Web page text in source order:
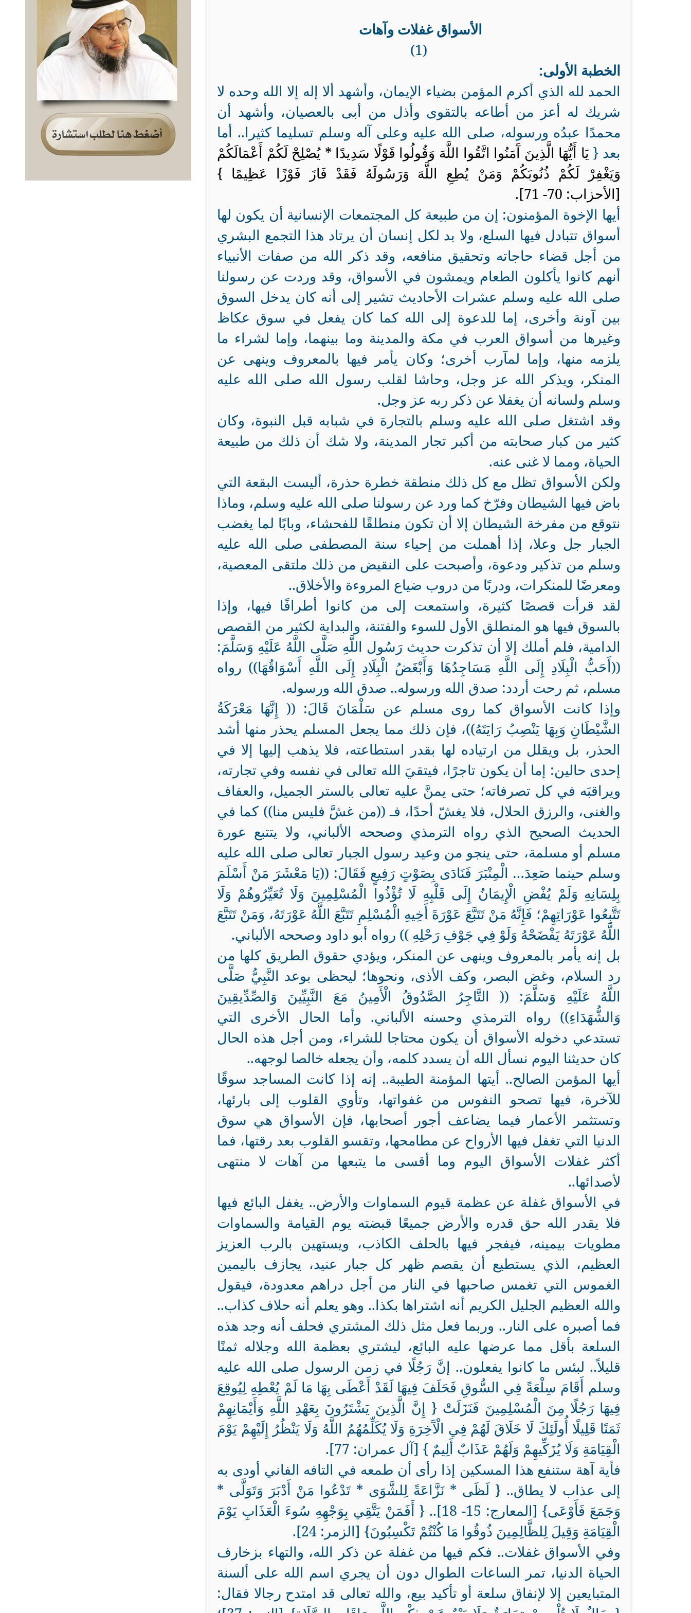
الأسواق غفلات وآهات
(1)
الخطبة الأولى:
الحمد لله الذي أكرم المؤمن بضياء الإيمان، وأشهد ألا إله إلا الله وحده لا
شريك له أعز من أطاعه بالتقوى وأذل من أبى بالعصيان، وأشهد أن
محمدًا عبدُه ورسوله، صلى الله عليه وعلى آله وسلم تسليما كثيرا.. أما
بعد { يَا أَيُّهَا الَّذِينَ آَمَنُوا اتَّقُوا اللَّهَ وَقُولُوا قَوْلًا سَدِيدًا * يُصْلِحْ لَكُمْ أَعْمَالَكُمْ
وَيَغْفِرْ لَكُمْ ذُنُوبَكُمْ وَمَنْ يُطِعِ اللَّهَ وَرَسُولَهُ فَقَدْ فَازَ فَوْزًا عَظِيمًا }
[الأحزاب: 70- 71].
أيها الإخوة المؤمنون: إن من طبيعة كل المجتمعات الإنسانية أن يكون لها
أسواق تتبادل فيها السلع، ولا بد لكل إنسان أن يرتاد هذا التجمع البشري
من أجل قضاء حاجاته وتحقيق منافعه، وقد ذكر الله من صفات الأنبياء
أنهم كانوا يأكلون الطعام ويمشون في الأسواق، وقد وردت عن رسولنا
صلى الله عليه وسلم عشرات الأحاديث تشير إلى أنه كان يدخل السوق
بين آونة وأخرى، إما للدعوة إلى الله كما كان يفعل في سوق عكاظ
وغيرها من أسواق العرب في مكة والمدينة وما بينهما، وإما لشراء ما
يلزمه منها، وإما لمآرب أخرى؛ وكان يأمر فيها بالمعروف وينهى عن
المنكر، ويذكر الله عز وجل، وحاشا لقلب رسول الله صلى الله عليه
وسلم ولسانه أن يغفلا عن ذكر ربه عز وجل.
وقد اشتغل صلى الله عليه وسلم بالتجارة في شبابه قبل النبوة، وكان
كثير من كبار صحابته من أكبر تجار المدينة، ولا شك أن ذلك من طبيعة
الحياة، ومما لا غنى عنه.
ولكن الأسواق تظل مع كل ذلك منطقة خطرة حذرة، أليست البقعة التي
باض فيها الشيطان وفرّخ كما ورد عن رسولنا صلى الله عليه وسلم، وماذا
نتوقع من مفرخة الشيطان إلا أن تكون منطلقًا للفحشاء، وبابًا لما يغضب
الجبار جل وعلا، إذا أهملت من إحياء سنة المصطفى صلى الله عليه
وسلم من تذكير ودعوة، وأصبحت على النقيض من ذلك ملتقى المعصية،
ومعرضًا للمنكرات، ودربًا من دروب ضياع المروءة والأخلاق..
لقد قرأت قصصًا كثيرة، واستمعت إلى من كانوا أطرافًا فيها، وإذا
بالسوق فيها هو المنطلق الأول للسوء والفتنة، والبداية لكثير من القصص
الدامية، فلم أملك إلا أن تذكرت حديث رَسُول اللَّهِ صَلَّى اللَّهُ عَلَيْهِ وَسَلَّمَ:
((أَحَبُّ الْبِلَادِ إِلَى اللَّهِ مَسَاجِدُهَا وَأَبْغَضُ الْبِلَادِ إِلَى اللَّهِ أَسْوَاقُهَا)) رواه
مسلم، ثم رحت أردد: صدق الله ورسوله.. صدق الله ورسوله.
وإذا كانت الأسواق كما روى مسلم عن سَلْمَانَ قَالَ: (( إِنَّهَا مَعْرَكَةُ
الشَّيْطَانِ وَبِهَا يَنْصِبُ رَايَتَهُ))، فإن ذلك مما يجعل المسلم يحذر منها أشد
الحذر، بل ويقلل من ارتياده لها بقدر استطاعته، فلا يذهب إليها إلا في
إحدى حالين: إما أن يكون تاجرًا، فيتقيَ الله تعالى في نفسه وفي تجارته،
ويراقبَه في كل تصرفاته؛ حتى يمنَّ عليه تعالى بالستر الجميل، والعفاف
والغنى، والرزق الحلال، فلا يغشّ أحدًا، فـ ((من غشَّ فليس منا)) كما في
الحديث الصحيح الذي رواه الترمذي وصححه الألباني، ولا يتتبع عورة
مسلم أو مسلمة، حتى ينجو من وعيد رسول الجبار تعالى صلى الله عليه
وسلم حينما صَعِدَ… الْمِنْبَرَ فَنَادَى بِصَوْتٍ رَفِيعٍ فَقَالَ: ((يَا مَعْشَرَ مَنْ أَسْلَمَ
بِلِسَانِهِ وَلَمْ يُفْضِ الْإِيمَانُ إِلَى قَلْبِهِ لَا تُؤْذُوا الْمُسْلِمِينَ وَلَا تُعَيِّرُوهُمْ وَلَا
تَتَّبِعُوا عَوْرَاتِهِمْ؛ فَإِنَّهُ مَنْ تَتَبَّعَ عَوْرَةَ أَخِيهِ الْمُسْلِمِ تَتَبَّعَ اللَّهُ عَوْرَتَهُ، وَمَنْ تَتَبَّعَ
اللَّهُ عَوْرَتَهُ يَفْضَحْهُ وَلَوْ فِي جَوْفِ رَحْلِهِ )) رواه أبو داود وصححه الألباني.
بل إنه يأمر بالمعروف وينهى عن المنكر، ويؤدي حقوق الطريق كلها من
رد السلام، وغض البصر، وكف الأذى، ونحوها؛ ليحظى بوعد النَّبِيُّ صَلَّى
اللَّهُ عَلَيْهِ وَسَلَّمَ: (( التَّاجِرُ الصَّدُوقُ الْأَمِينُ مَعَ النَّبِيِّينَ وَالصِّدِّيقِينَ
وَالشُّهَدَاءِ)) رواه الترمذي وحسنه الألباني. وأما الحال الأخرى التي
تستدعي دخوله الأسواق أن يكون محتاجا للشراء، ومن أجل هذه الحال
كان حديثنا اليوم نسأل الله أن يسدد كلمه، وأن يجعله خالصا لوجهه..
أيها المؤمن الصالح.. أيتها المؤمنة الطيبة.. إنه إذا كانت المساجد سوقًا
للآخرة، فيها تصحو النفوس من غفواتها، وتأوي القلوب إلى بارئها،
وتستثمر الأعمار فيما يضاعف أجور أصحابها، فإن الأسواق هي سوق
الدنيا التي تغفل فيها الأرواح عن مطامحها، وتقسو القلوب بعد رقتها، فما
أكثر غفلات الأسواق اليوم وما أقسى ما يتبعها من آهات لا منتهى
لأصدائها..
في الأسواق غفلة عن عظمة قيوم السماوات والأرض.. يغفل البائع فيها
فلا يقدر الله حق قدره والأرض جميعًا قبضته يوم القيامة والسماوات
مطويات بيمينه، فيفجر فيها بالحلف الكاذب، ويستهين بالرب العزيز
العظيم، الذي يستطيع أن يقصم ظهر كل جبار عنيد، يجازف باليمين
الغموس التي تغمس صاحبها في النار من أجل دراهم معدودة، فيقول
والله العظيم الجليل الكريم أنه اشتراها بكذا.. وهو يعلم أنه حلاف كذاب..
فما أصبره على النار.. وربما فعل مثل ذلك المشتري فحلف أنه وجد هذه
السلعة بأقل مما عرضها عليه البائع، ليشتري بعظمة الله وجلاله ثمنًا
قليلاً.. لبئس ما كانوا يفعلون.. إنَّ رَجُلًا في زمن الرسول صلى الله عليه
وسلم أَقَامَ سِلْعَةً فِي السُّوقِ فَحَلَفَ فِيهَا لَقَدْ أَعْطَى بِهَا مَا لَمْ يُعْطِهِ لِيُوقِعَ
فِيهَا رَجُلًا مِنَ الْمُسْلِمِينَ فَنَزَلَتْ { إِنَّ الَّذِينَ يَشْتَرُونَ بِعَهْدِ اللَّهِ وَأَيْمَانِهِمْ
ثَمَنًا قَلِيلًا أُولَئِكَ لَا خَلَاقَ لَهُمْ فِي الْآَخِرَةِ وَلَا يُكَلِّمُهُمُ اللَّهُ وَلَا يَنْظُرُ إِلَيْهِمْ يَوْمَ
الْقِيَامَةِ وَلَا يُزَكِّيهِمْ وَلَهُمْ عَذَابٌ أَلِيمٌ } [آل عمران: 77].
فأية آهة ستنفع هذا المسكين إذا رأى أن طمعه في التافه الفاني أودى به
إلى عذاب لا يطاق.. { لَظَى * نَزَّاعَةً لِلشَّوَى * تَدْعُوا مَنْ أَدْبَرَ وَتَوَلَّى *
وَجَمَعَ فَأَوْعَى} [المعارج: 15- 18].. { أَفَمَنْ يَتَّقِي بِوَجْهِهِ سُوءَ الْعَذَابِ يَوْمَ
الْقِيَامَةِ وَقِيلَ لِلظَّالِمِينَ ذُوقُوا مَا كُنْتُمْ تَكْسِبُونَ} [الزمر: 24].
وفي الأسواق غفلات.. فكم فيها من غفلة عن ذكر الله، والتهاء بزخارف
الحياة الدنيا، تمر الساعات الطوال دون أن يجري اسم الله على ألسنة
المتبايعين إلا لإنفاق سلعة أو تأكيد بيع، والله تعالى قد امتدح رجالا فقال: